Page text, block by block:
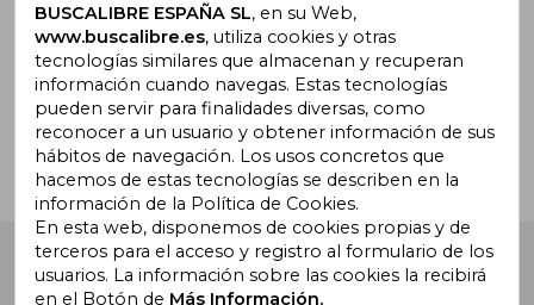
¿Necesitas ayuda?
Ir a Centro de Soporte
Buscalibre España . Calle Energía, 65, Nave 3 (08940),
Cornellà de Llobregat, Barcelona. Derechos Reservados.
BUSCALIBRE ESPAÑA SL, en su Web,
www.buscalibre.es, utiliza cookies y otras
tecnologías similares que almacenan y recuperan
información cuando navegas. Estas tecnologías
pueden servir para finalidades diversas, como
reconocer a un usuario y obtener información de sus
hábitos de navegación. Los usos concretos que
hacemos de estas tecnologías se describen en la
información de la Política de Cookies.
En esta web, disponemos de cookies propias y de
terceros para el acceso y registro al formulario de los
usuarios. La información sobre las cookies la recibirá
en el Botón de Más Información.